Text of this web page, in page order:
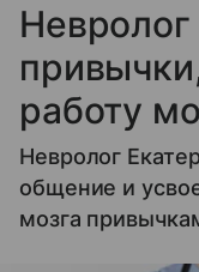
Невролог
работу
Невролог
общение и
мозга